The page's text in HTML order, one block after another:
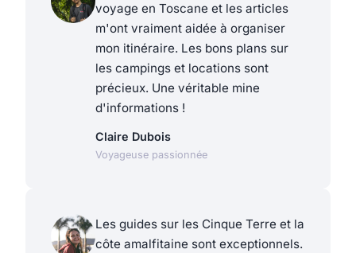
voyage en Toscane et les articles
m'ont vraiment aidée à organiser
mon itinéraire. Les bons plans sur
les campings et locations sont
précieux. Une véritable mine
d'informations !
Claire Dubois
Voyageuse passionnée
Les guides sur les Cinque Terre et la
côte amalfitaine sont exceptionnels.